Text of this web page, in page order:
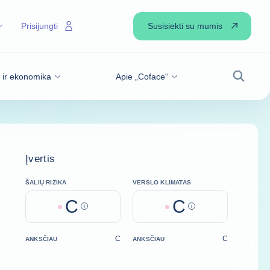
ir ekonomika Apie „Coface“
Paieška
Prisijungti Susisiekti su mumis
Įvertis
ŠALIŲ RIZIKA
C Help
VERSLO KLIMATAS
C Help
ANKSČIAU C ANKSČIAU C